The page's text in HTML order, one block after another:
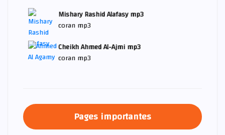
Mishary Rashid Alafasy mp3
coran mp3
Cheikh Ahmed Al-Ajmi mp3
coran mp3
Pages importantes